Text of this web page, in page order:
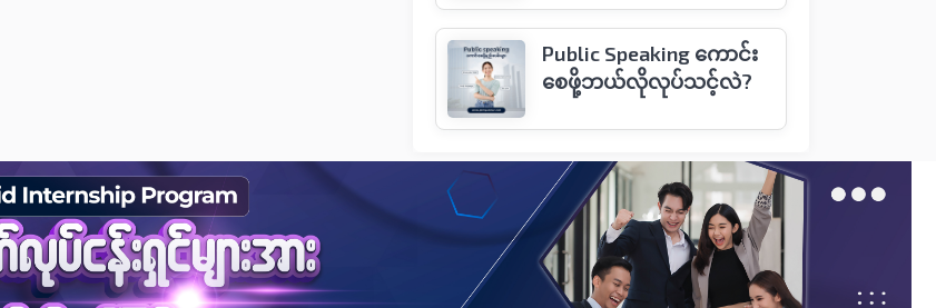
Public Speaking ကောင်း
စေဖို့ဘယ်လိုလုပ်သင့်လဲ?